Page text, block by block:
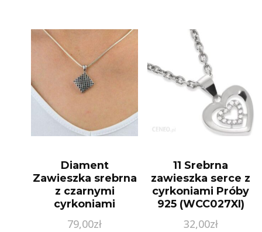
Diament
Zawieszka srebrna
z czarnymi
cyrkoniami
(AZZ000000312)
79,00zł
11 Srebrna
zawieszka serce z
cyrkoniami Próby
925 (WCC027XI)
32,00zł